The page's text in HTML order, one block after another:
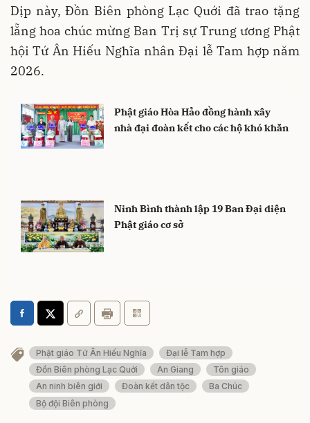
Dịp này, Đồn Biên phòng Lạc Quới đã trao tặng
lẵng hoa chúc mừng Ban Trị sự Trung ương Phật
hội Tứ Ân Hiếu Nghĩa nhân Đại lễ Tam hợp năm
2026.
Phật giáo Hòa Hảo đồng hành xây
nhà đại đoàn kết cho các hộ khó khăn
Ninh Bình thành lập 19 Ban Đại diện
Phật giáo cơ sở
Phật giáo Tứ Ân Hiếu Nghĩa
Đại lễ Tam hợp
Đồn Biên phòng Lạc Quới
An Giang
Tôn giáo
An ninh biên giới
Đoàn kết dân tộc
Ba Chúc
Bộ đội Biên phòng